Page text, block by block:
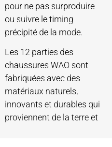
pour ne pas surproduire
ou suivre le timing
précipité de la mode.
Les 12 parties des
chaussures WAO sont
fabriquées avec des
matériaux naturels,
innovants et durables qui
proviennent de la terre et